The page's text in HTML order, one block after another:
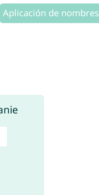
Aplicación de nombres